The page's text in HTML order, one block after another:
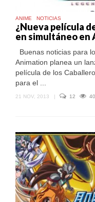
ANIME NOTICIAS
¿Nueva película
en simultáneo en
Buenas noticias para
Animation planea un
película de los
para el ...
21 NOV, 2013 | 12